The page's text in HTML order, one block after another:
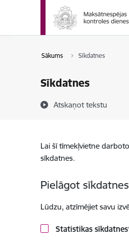
Pāriet uz lapas saturu
Sākums Sīkdatnes
Sīkdatnes
Atskaņot tekstu
Lai šī tīmekļvietne
sīkdatnes.
Pielāgot sīkdatnes
Lūdzu, atzīmējiet savu
Statistikas sīkdatnes